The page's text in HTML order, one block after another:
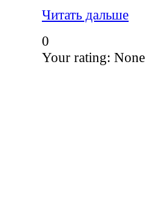
Читать дальше
0
Your rating: None